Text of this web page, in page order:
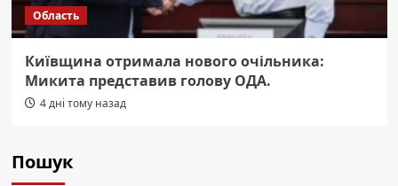
Область
Київщина отримала нового очільника:
Микита представив голову ОДА.
4 дні тому назад
Пошук